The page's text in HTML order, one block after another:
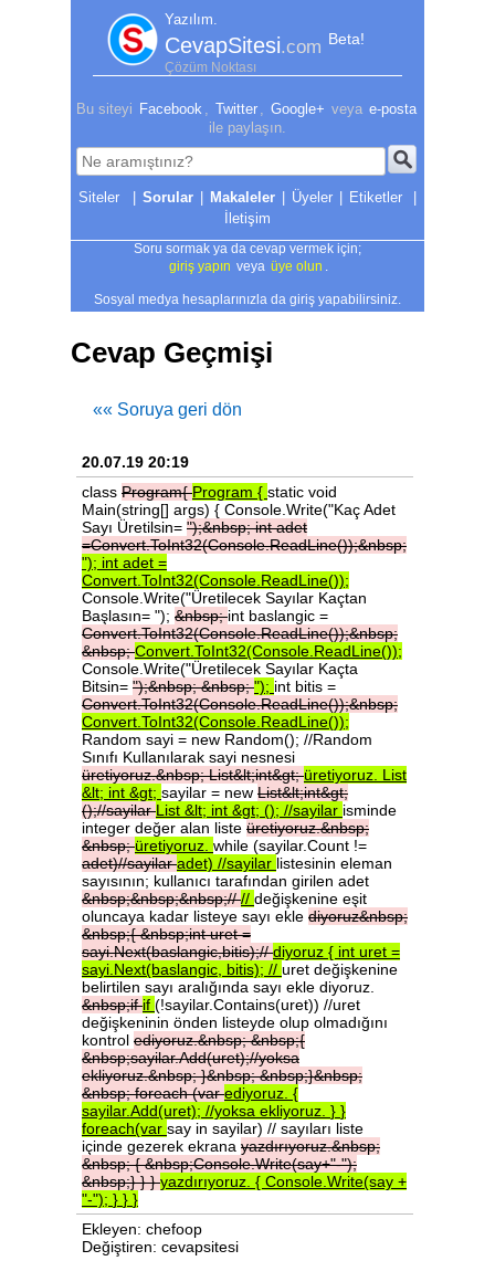
Yazılım.
CevapSitesi.com Beta!
Çözüm Noktası
Bu siteyi Facebook Twitter Google+ veya e-posta
ile paylaşın.
| Sorular | Makaleler | Üyeler | Etiketler
|
İletişim
Soru sormak ya da cevap vermek için;
giriş yapın veya üye olun
Sosyal medya hesaplarınızla da giriş yapabilirsiniz.
Cevap Geçmişi
«« Soruya geri dön
20.07.19 20:19
class Program{Program { static void
Main(string[] args) { Console.Write("Kaç Adet
Sayı Üretilsin= ");&nbsp;intadet
=Convert.ToInt32(Console.ReadLine());&nbsp;
"); int adet =
Convert.ToInt32(Console.ReadLine());
Console.Write("Üretilecek Sayılar Kaçtan
Başlasın= "); &nbsp;int baslangic =
Convert.ToInt32(Console.ReadLine());&nbsp;
&nbsp;Convert.ToInt32(Console.ReadLine());
Console.Write("Üretilecek Sayılar Kaçta
Bitsin= ");&nbsp;&nbsp;"); int bitis =
Convert.ToInt32(Console.ReadLine());&nbsp;
Convert.ToInt32(Console.ReadLine());
Random sayi = new Random(); //Random
Sınıfı Kullanılarak sayi nesnesi
üretiyoruz.&nbsp;List&lt;int&gt;üretiyoruz. List
&lt; int &gt; sayilar = new List&lt;int&gt;
();//sayilarList &lt; int &gt; (); //sayilar isminde
integer değer alan liste üretiyoruz.&nbsp;
&nbsp;üretiyoruz. while (sayilar.Count !=
adet)//sayilaradet) //sayilar listesinin eleman
sayısının; kullanıcı tarafından girilen adet
&nbsp;&nbsp;&nbsp;//// değişkenine eşit
oluncaya kadar listeye sayı ekle diyoruz&nbsp;
&nbsp;{&nbsp;inturet=
sayi.Next(baslangic,bitis);//diyoruz { int uret =
sayi.Next(baslangic, bitis); // uret değişkenine
belirtilen sayı aralığında sayı ekle diyoruz.
&nbsp;ifif (!sayilar.Contains(uret)) //uret
değişkeninin önden listeyde olup olmadığını
kontrol ediyoruz.&nbsp;&nbsp;{
&nbsp;sayilar.Add(uret);//yoksa
ekliyoruz.&nbsp;}&nbsp;&nbsp;}&nbsp;
&nbsp;foreach(varediyoruz. {
sayilar.Add(uret); //yoksa ekliyoruz. } }
foreach(var say in sayilar) // sayıları liste
içinde gezerek ekrana yazdırıyoruz.&nbsp;
&nbsp;{&nbsp;Console.Write(say+"-");
&nbsp;}}}yazdırıyoruz. { Console.Write(say +
"-"); } } }
Ekleyen: chefoop
Değiştiren: cevapsitesi